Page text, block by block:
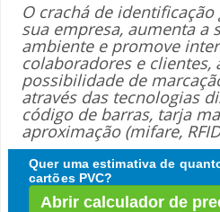
O crachá de
sua empresa, aumenta a
ambiente e promove
colaboradores e clientes,
possibilidade de
através das tecnologias
código de barras, tarja
aproximação (mifare,
Quer uma estimativa de
cartões PVC?
Abrir calculador de